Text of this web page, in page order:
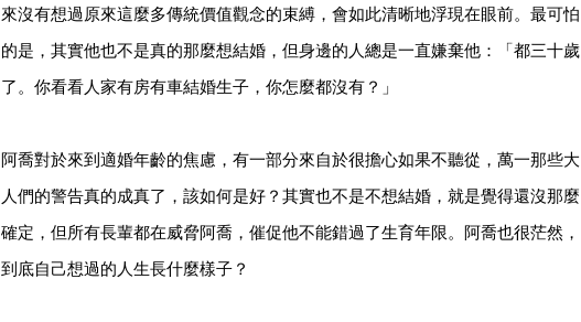
來沒有想過原來這麼多傳統價值觀念的束縛，會如此清晰地浮現在眼前。最可怕
的是，其實他也不是真的那麼想結婚，但身邊的人總是一直嫌棄他：「都三十歲
了。你看看人家有房有車結婚生子，你怎麼都沒有？」
阿喬對於來到適婚年齡的焦慮，有一部分來自於很擔心如果不聽從，萬一那些大
人們的警告真的成真了，該如何是好？其實也不是不想結婚，就是覺得還沒那麼
確定，但所有長輩都在威脅阿喬，催促他不能錯過了生育年限。阿喬也很茫然，
到底自己想過的人生長什麼樣子？